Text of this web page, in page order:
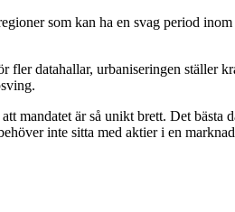
som kan ha en svag period
datahallar, urbaniseringen ställer
mandatet är så unikt brett. Det bästa
inte sitta med aktier i en